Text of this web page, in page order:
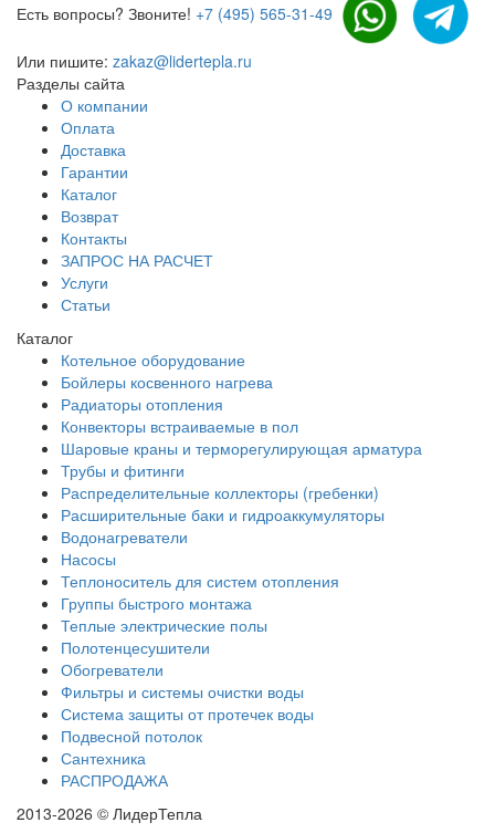
Есть вопросы? Звоните! +7 (495) 565-31-49
Или пишите: zakaz@lidertepla.ru
Разделы сайта
О компании
Оплата
Доставка
Гарантии
Каталог
Возврат
Контакты
ЗАПРОС НА РАСЧЕТ
Услуги
Статьи
Каталог
Котельное оборудование
Бойлеры косвенного нагрева
Радиаторы отопления
Конвекторы встраиваемые в пол
Шаровые краны и терморегулирующая арматура
Трубы и фитинги
Распределительные коллекторы (гребенки)
Расширительные баки и гидроаккумуляторы
Водонагреватели
Насосы
Теплоноситель для систем отопления
Группы быстрого монтажа
Теплые электрические полы
Полотенцесушители
Обогреватели
Фильтры и системы очистки воды
Система защиты от протечек воды
Подвесной потолок
Сантехника
РАСПРОДАЖА
2013-2026 © ЛидерТепла